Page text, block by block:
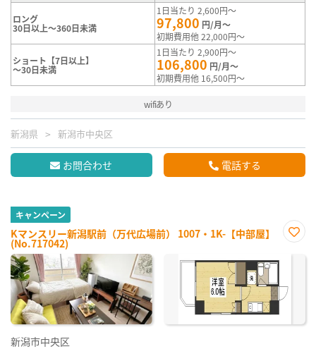
ロング
30日以上～360日未満
1日当たり 2,600円～
97,800 円/月～
初期費用他 22,000円～
ショート【7日以上】
～30日未満
1日当たり 2,900円～
106,800 円/月～
初期費用他 16,500円～
wifiあり
新潟県 新潟市中央区
お問合わせ 電話する
キャンペーン
Kマンスリー新潟駅前（万代広場前） 1007・1K-【中部屋】
(No.717042)
に入
新潟市中央区